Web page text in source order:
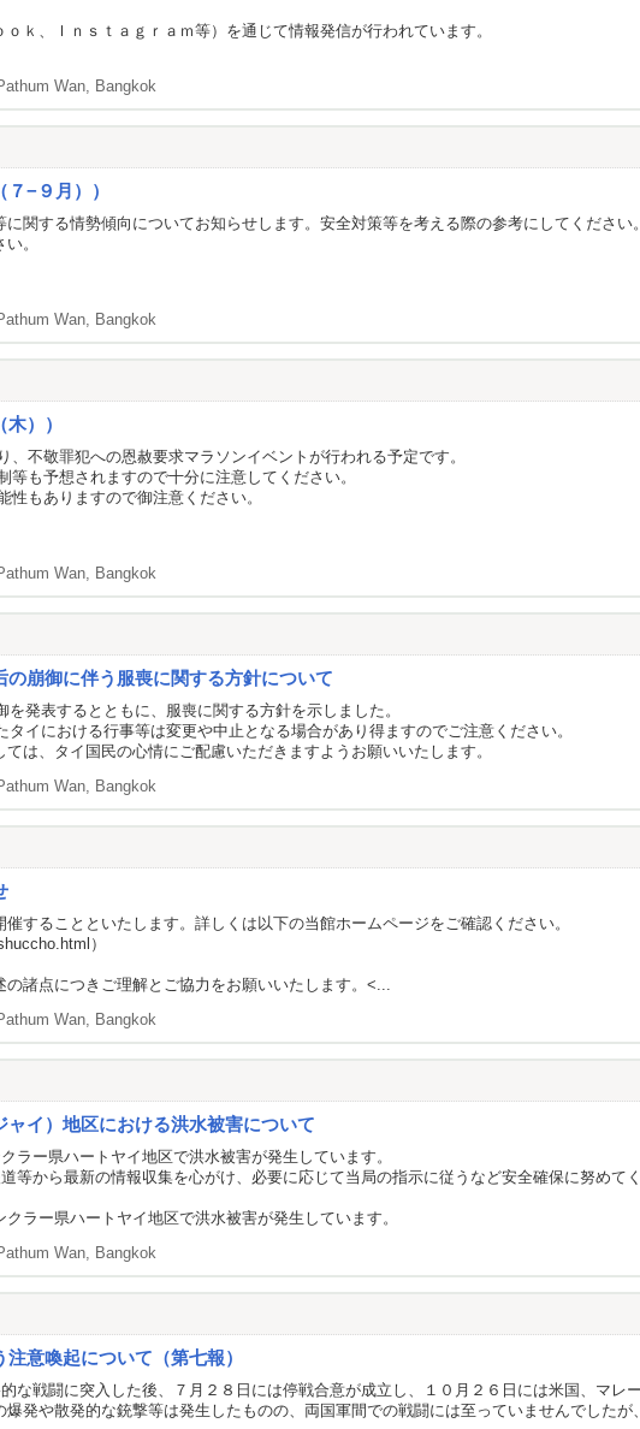
ｋ、Ｉｎｓｔａｇｒａｍ等）を通じて情報発信が行われています。
Wan, Bangkok
−９月））
関する情勢傾向についてお知らせします。安全対策等を考える際の参考にしてくださ
。
Wan, Bangkok
））
不敬罪犯への恩赦要求マラソンイベントが行われる予定です。
も予想されますので十分に注意してください。
性もありますので御注意ください。
Wan, Bangkok
の崩御に伴う服喪に関する方針について
発表するとともに、服喪に関する方針を示しました。
イにおける行事等は変更や中止となる場合があり得ますのでご注意ください。
は、タイ国民の心情にご配慮いただきますようお願いいたします。
Wan, Bangkok
することといたします。詳しくは以下の当館ホームページをご確認ください。
）
諸点につきご理解とご協力をお願いいたします。<...
Wan, Bangkok
ャイ）地区における洪水被害について
ラー県ハートヤイ地区で洪水被害が発生しています。
等から最新の情報収集を心がけ、必要に応じて当局の指示に従うなど安全確保に努めてく
ラー県ハートヤイ地区で洪水被害が発生しています。
Wan, Bangkok
意喚起について（第七報）
戦闘に突入した後、７月２８日には停戦合意が成立し、１０月２６日には米国、マレ
発や散発的な銃撃等は発生したものの、両国軍間での戦闘には至っていませんでした